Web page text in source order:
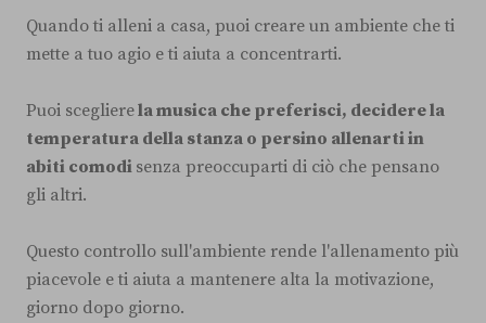
Quando ti alleni a casa, puoi creare un ambiente che ti
mette a tuo agio e ti aiuta a concentrarti.
Puoi sceglierela musica che preferisci, decidere la
temperatura della stanza o persino allenarti in
abiti comodi senza preoccuparti di ciò che pensano
gli altri.
Questo controllo sull'ambiente rende l'allenamento più
piacevole e ti aiuta a mantenere alta la motivazione,
giorno dopo giorno.